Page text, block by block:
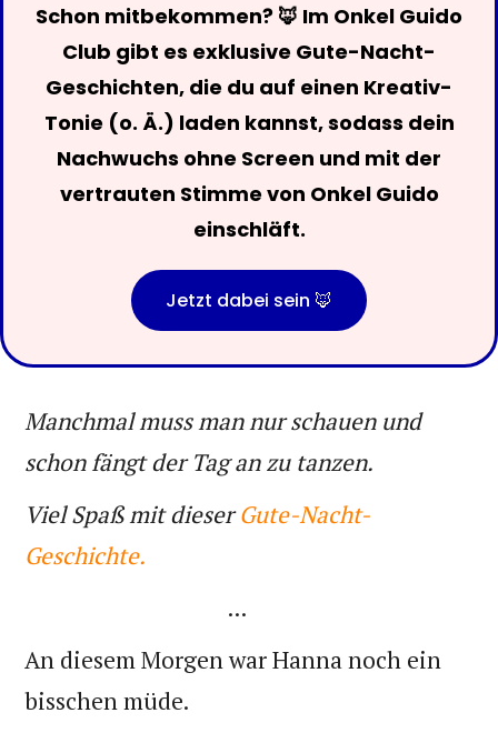
Schon mitbekommen? 🦊 Im Onkel Guido
Club gibt es exklusive Gute-Nacht-
Geschichten, die du auf einen Kreativ-
Tonie (o. Ä.) laden kannst, sodass dein
Nachwuchs ohne Screen und mit der
vertrauten Stimme von Onkel Guido
einschläft.
Jetzt dabei sein 🦊
Manchmal muss man nur schauen und
schon fängt der Tag an zu tanzen.
Viel Spaß mit dieserGute-Nacht-
Geschichte.
...
An diesem Morgen war Hanna noch ein
bisschen müde.